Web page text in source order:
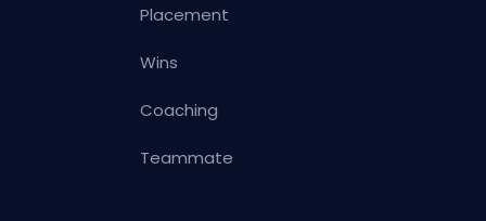
Placement
Wins
Coaching
Teammate